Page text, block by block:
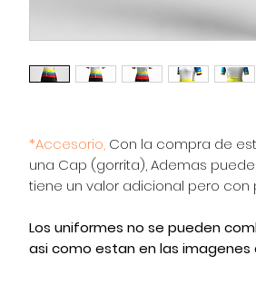
*Accesorio, Con la compra de
una Cap (gorrita), Ademas
tiene un valor adicional pero
Los uniformes no se pueden
asi como estan en las